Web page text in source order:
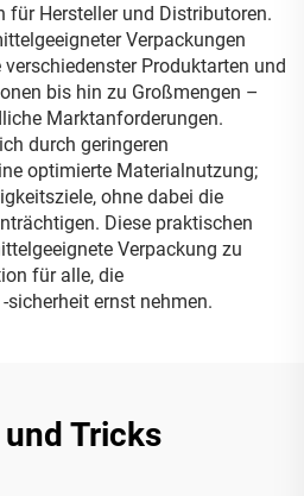
Hersteller und Distributoren.
Verpackungen
Produktarten und
bis hin zu Großmengen –
Marktanforderungen.
durch geringeren
optimierte Materialnutzung;
ohne dabei die
Diese praktischen
Verpackung zu
für alle, die
ernst nehmen.
Tricks